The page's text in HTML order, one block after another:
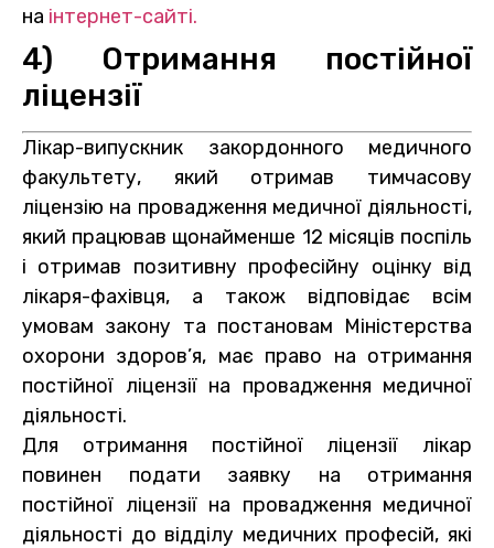
на інтернет-сайті.
4) Отримання постійної
ліцензії
Лікар-випускник закордонного медичного
факультету, який отримав тимчасову
ліцензію на провадження медичної діяльності,
який працював щонайменше 12 місяців поспіль
і отримав позитивну професійну оцінку від
лікаря-фахівця, а також відповідає всім
умовам закону та постановам Міністерства
охорони здоров’я, має право на отримання
постійної ліцензії на провадження медичної
діяльності.
Для отримання постійної ліцензії лікар
повинен подати заявку на отримання
постійної ліцензії на провадження медичної
діяльності до відділу медичних професій, які